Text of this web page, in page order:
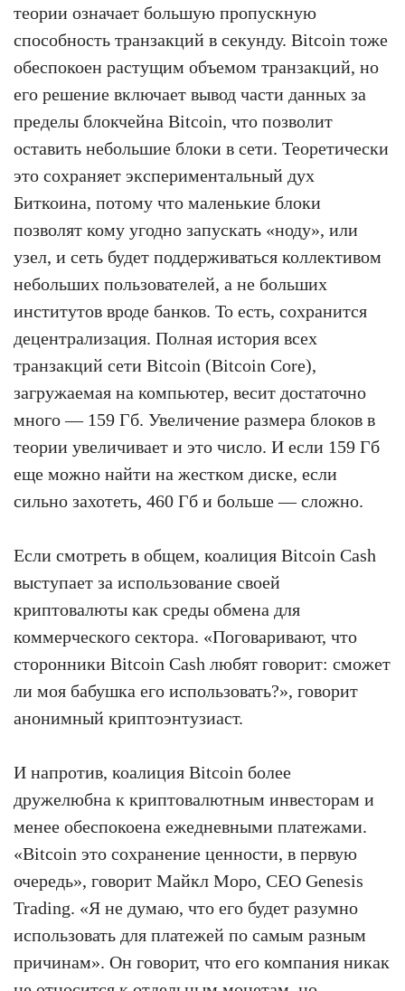
теории означает большую пропускную
способность транзакций в секунду. Bitcoin тоже
обеспокоен растущим объемом транзакций, но
его решение включает вывод части данных за
пределы блокчейна Bitcoin, что позволит
оставить небольшие блоки в сети. Теоретически
это сохраняет экспериментальный дух
Биткоина, потому что маленькие блоки
позволят кому угодно запускать «ноду», или
узел, и сеть будет поддерживаться коллективом
небольших пользователей, а не больших
институтов вроде банков. То есть, сохранится
децентрализация. Полная история всех
транзакций сети Bitcoin (Bitcoin Core),
загружаемая на компьютер, весит достаточно
много — 159 Гб. Увеличение размера блоков в
теории увеличивает и это число. И если 159 Гб
еще можно найти на жестком диске, если
сильно захотеть, 460 Гб и больше — сложно.
Если смотреть в общем, коалиция Bitcoin Cash
выступает за использование своей
криптовалюты как среды обмена для
коммерческого сектора. «Поговаривают, что
сторонники Bitcoin Cash любят говорит: сможет
ли моя бабушка его использовать?», говорит
анонимный криптоэнтузиаст.
И напротив, коалиция Bitcoin более
дружелюбна к криптовалютным инвесторам и
менее обеспокоена ежедневными платежами.
«Bitcoin это сохранение ценности, в первую
очередь», говорит Майкл Моро, CEO Genesis
Trading. «Я не думаю, что его будет разумно
использовать для платежей по самым разным
причинам». Он говорит, что его компания никак